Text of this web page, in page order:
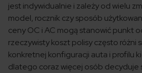
jest indywidualnie i zależy od wielu
model, rocznik czy sposób
ceny OC i AC mogą stanowić punkt
rzeczywisty koszt polisy często różni
konkretnej konfiguracji auta i profilu
dlatego coraz więcej osób decyduje